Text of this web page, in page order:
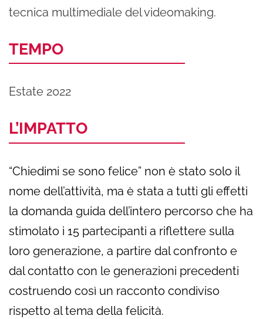
tecnica multimediale del videomaking.
TEMPO
Estate 2022
L’IMPATTO
“Chiedimi se sono felice” non è stato solo il
nome dell’attività, ma è stata a tutti gli effetti
la domanda guida dell’intero percorso che ha
stimolato i 15 partecipanti a riflettere sulla
loro generazione, a partire dal confronto e
dal contatto con le generazioni precedenti
costruendo così un racconto condiviso
rispetto al tema della felicità.